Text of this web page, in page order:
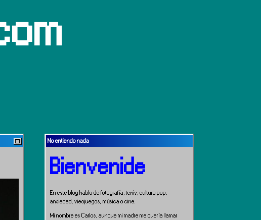
No entiendo nada
Bienvenide
En este blog hablo de fotografía, tenis, cultura pop,
ansiedad, vieojuegos, música o cine.
Mi nombre es Carlos, aunque mi madre me quería llamar